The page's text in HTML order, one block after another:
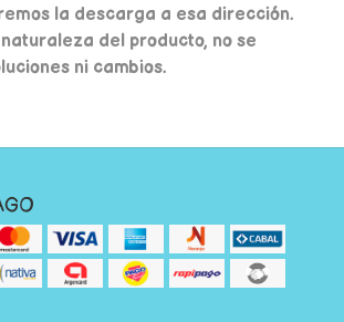
la descarga a esa dirección.
del producto, no se
ni cambios.